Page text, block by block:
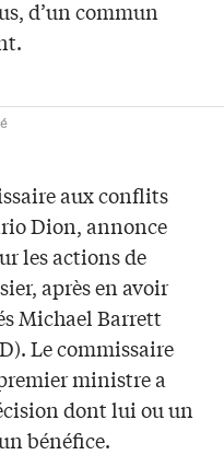
d’un commun
aux conflits
Dion, annonce
les actions de
après en avoir
Michael Barrett
Le commissaire
ministre a
dont lui ou un
bénéfice.